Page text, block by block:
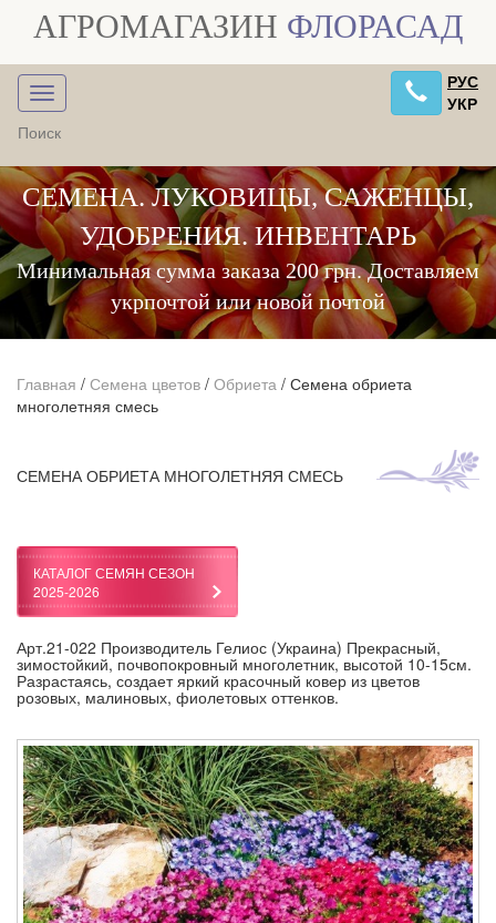
АГРОМАГАЗИН ФЛОРАСАД
РУС
УКР
СЕМЕНА. ЛУКОВИЦЫ, САЖЕНЦЫ,
УДОБРЕНИЯ. ИНВЕНТАРЬ
Минимальная сумма заказа 200 грн. Доставляем
укрпочтой или новой почтой
Главная / Семена цветов / Обриета / Семена обриета
многолетняя смесь
СЕМЕНА ОБРИЕТА МНОГОЛЕТНЯЯ СМЕСЬ
КАТАЛОГ СЕМЯН СЕЗОН
2025-2026
Арт.21-022 Производитель Гелиос (Украина) Прекрасный,
зимостойкий, почвопокровный многолетник, высотой 10-15см.
Разрастаясь, создает яркий красочный ковер из цветов
розовых, малиновых, фиолетовых оттенков.